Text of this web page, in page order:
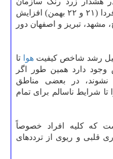
هواشناسی آمده است که طی امروز و فردا (۲۱ و ۲۲ بهمن) افزایش
مشهد، تبریز و اصفهان دور
رشد شاخص کیفیت هوا تا
دارد همین طور اگر
نشوند، در بعضی مناطق
شرایط ناسالم برای تمام
که کلیه افراد خصوصاً
قلبی و ریوی از ترددهای